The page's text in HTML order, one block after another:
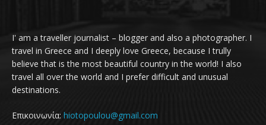
I' am a traveller journalist – blogger and also a photographer. I
travel in Greece and I deeply love Greece, because I trully
believe that is the most beautiful country in the world! I also
travel all over the world and I prefer difficult and unusual
destinations.
Επικοινωνία: hiotopoulou@gmail.com